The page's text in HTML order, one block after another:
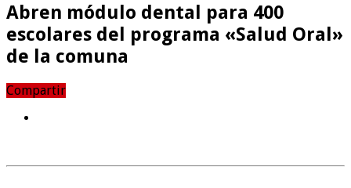
Abren módulo dental para 400
escolares del programa «Salud Oral»
de la comuna
Compartir